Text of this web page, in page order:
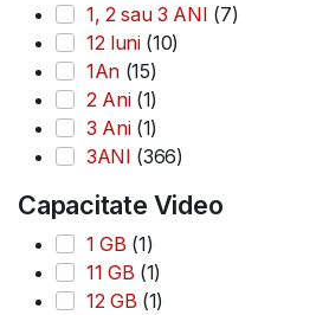
1, 2 sau 3 ANI (7)
12 luni (10)
1An (15)
2 Ani (1)
3 Ani (1)
3ANI (366)
Capacitate Video
1 GB (1)
11 GB (1)
12 GB (1)